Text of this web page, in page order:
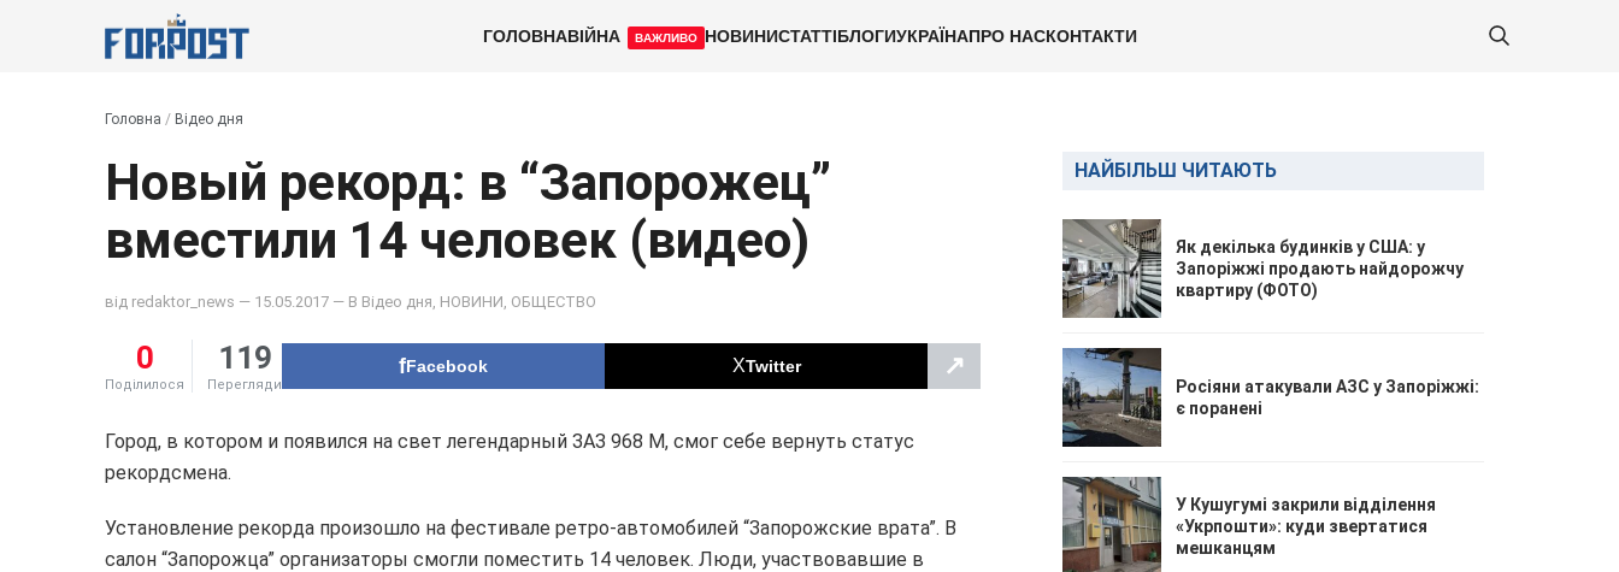
ГОЛОВНАВІЙНА ВАЖЛИВО НОВИНИСТАТТІБЛОГИУКРАЇНАПРО НАСКОНТАКТИ
Головна / Відео дня
Новый рекорд: в “Запорожец”
вместили 14 человек (видео)
від redaktor_news — 15.05.2017 — В Відео дня НОВИНИ ОБЩЕСТВО
0
Поділилося
119
Перегляди
Facebook Twitter ↗
Город, в котором и появился на свет легендарный ЗАЗ 968 М, смог себе вернуть статус
рекордсмена.
Установление рекорда произошло на фестивале ретро-автомобилей “Запорожские врата”. В
салон “Запорожца” организаторы смогли поместить 14 человек. Люди, участвовавшие в
НАЙБІЛЬШ ЧИТАЮТЬ
Як декілька будинків у США: у
Запоріжжі продають найдорожчу
квартиру (ФОТО)
Росіяни атакували АЗС у Запоріжжі:
є поранені
У Кушугумі закрили відділення
«Укрпошти»: куди звертатися
мешканцям